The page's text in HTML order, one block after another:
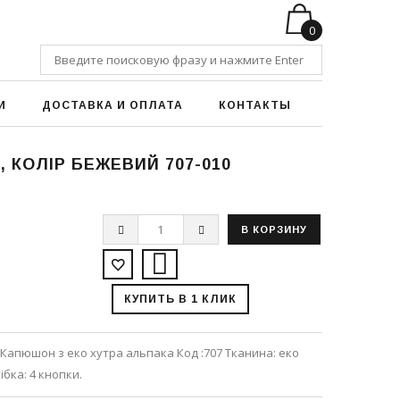
0
ДОСТАВКА И ОПЛАТА КОНТАКТЫ
БЕЖЕВИЙ 707-010
КУПИТЬ В 1 КЛИК
з еко хутра альпака Код :707 Тканина: еко
4 кнопки.